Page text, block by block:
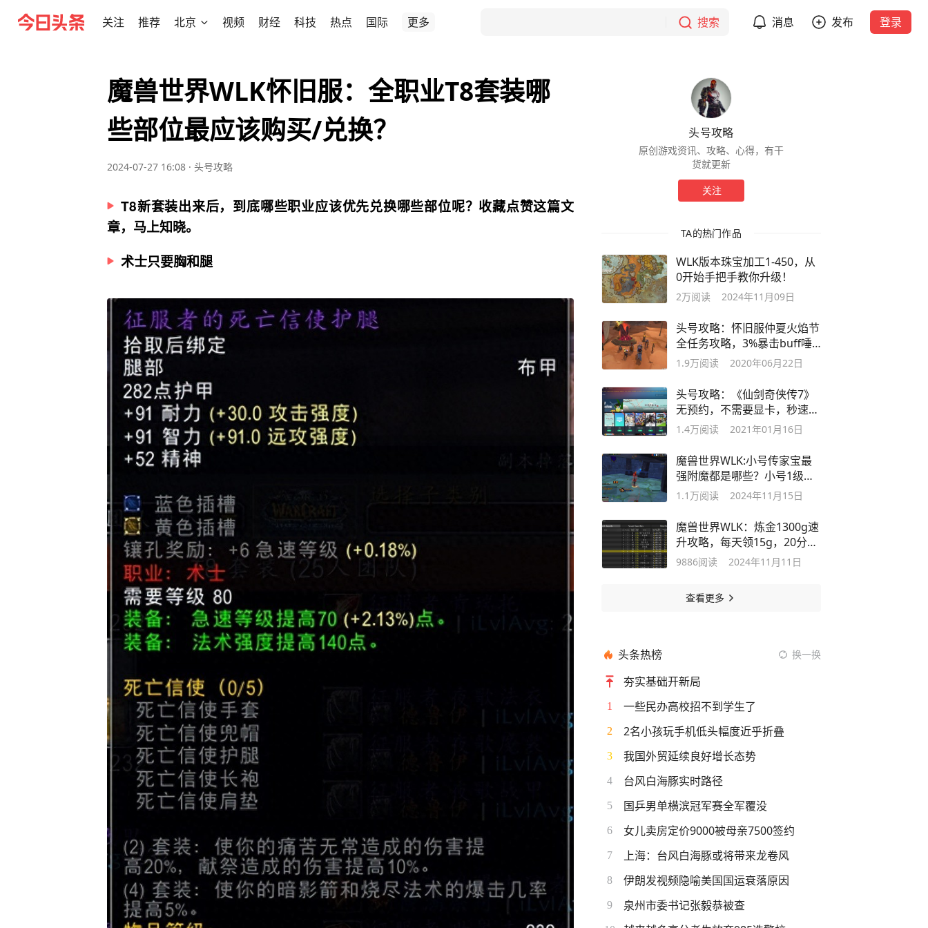
关注 推荐 北京 视频 财经 科技 热点 国际 更多 搜索 消息 发布 登录
魔兽世界WLK怀旧服：全职业T8套装哪
些部位最应该购买/兑换？
2024-07-27 16:08 · 头号攻略
T8新套装出来后，到底哪些职业应该优先兑换哪些部位呢？收藏点赞这篇文
章，马上知晓。
术士只要胸和腿
头号攻略
原创游戏资讯、攻略、心得，有干
货就更新
关注
TA的热门作品
WLK版本珠宝加工1-450，从
0开始手把手教你升级！
2万阅读 2024年11月09日
头号攻略：怀旧服仲夏火焰节
全任务攻略，3%暴击buff唾
手可得
1.9万阅读 2020年06月22日
头号攻略：《仙剑奇侠传7》
无预约，不需要显卡，秒速可
玩
1.4万阅读 2021年01月16日
魔兽世界WLK:小号传家宝最
强附魔都是哪些？小号1级都
能用
1.1万阅读 2024年11月15日
魔兽世界WLK：炼金1300g速
升攻略，每天领15g，20分钟
升完！
9886阅读 2024年11月11日
查看更多
头条热榜 换一换
夯实基础开新局
1 一些民办高校招不到学生了
2 2名小孩玩手机低头幅度近乎折叠
3 我国外贸延续良好增长态势
4 台风白海豚实时路径
5 国乒男单横滨冠军赛全军覆没
6 女儿卖房定价9000被母亲7500签约
7 上海：台风白海豚或将带来龙卷风
8 伊朗发视频隐喻美国国运衰落原因
9 泉州市委书记张毅恭被查